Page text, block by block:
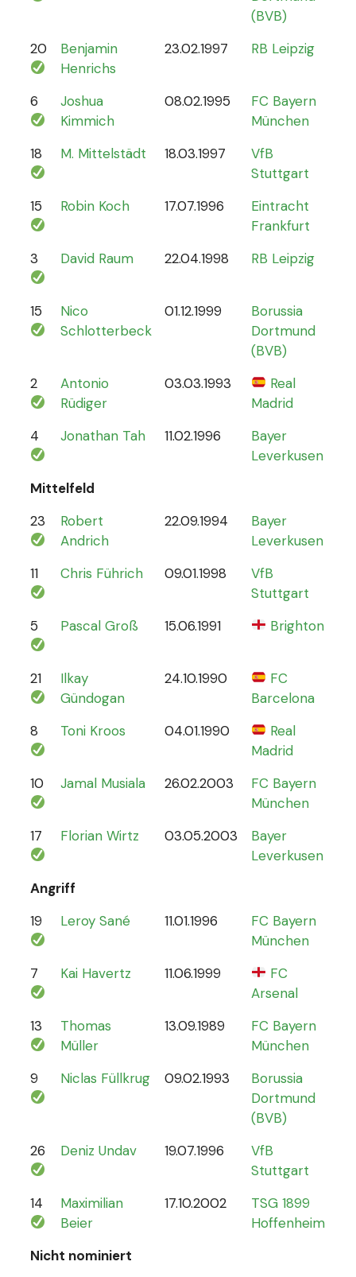
(BVB)
20
Benjamin
Henrichs
23.02.1997 RB Leipzig
6
Joshua
Kimmich
08.02.1995
FC Bayern
München
18 M. Mittelstädt 18.03.1997
VfB
Stuttgart
15 Robin Koch 17.07.1996
Eintracht
Frankfurt
3 David Raum 22.04.1998 RB Leipzig
15
Nico
Schlotterbeck
01.12.1999
Borussia
Dortmund
(BVB)
2
Antonio
Rüdiger
03.03.1993
Real
Madrid
4 Jonathan Tah 11.02.1996
Bayer
Leverkusen
Mittelfeld
23
Robert
Andrich
22.09.1994
Bayer
Leverkusen
11 Chris Führich 09.01.1998
VfB
Stuttgart
5 Pascal Groß 15.06.1991 Brighton
21
Ilkay
Gündogan
24.10.1990
FC
Barcelona
8 Toni Kroos 04.01.1990
Real
Madrid
10 Jamal Musiala 26.02.2003
FC Bayern
München
17 Florian Wirtz 03.05.2003
Bayer
Leverkusen
Angriff
19
Leroy Sané 11.01.1996
FC Bayern
München
7 Kai Havertz 11.06.1999
FC
Arsenal
13
Thomas
Müller
13.09.1989
FC Bayern
München
9 Niclas Füllkrug 09.02.1993
Borussia
Dortmund
(BVB)
26 Deniz Undav 19.07.1996
VfB
Stuttgart
14
Maximilian
Beier
17.10.2002
TSG 1899
Hoffenheim
Nicht nominiert